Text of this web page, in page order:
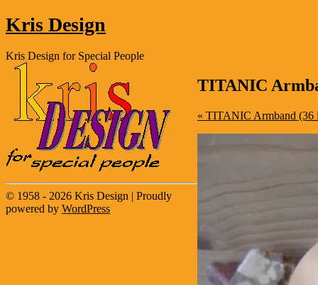
Kris Design
Kris Design for Special People
TITANIC
« TITANIC Armband (36
© 1958 - 2026 Kris Design | Proudly
powered by WordPress